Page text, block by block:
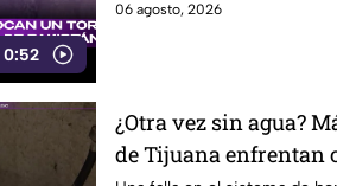
0:52
06 agosto, 2026
¿Otra vez sin agua?
de Tijuana enfrentan